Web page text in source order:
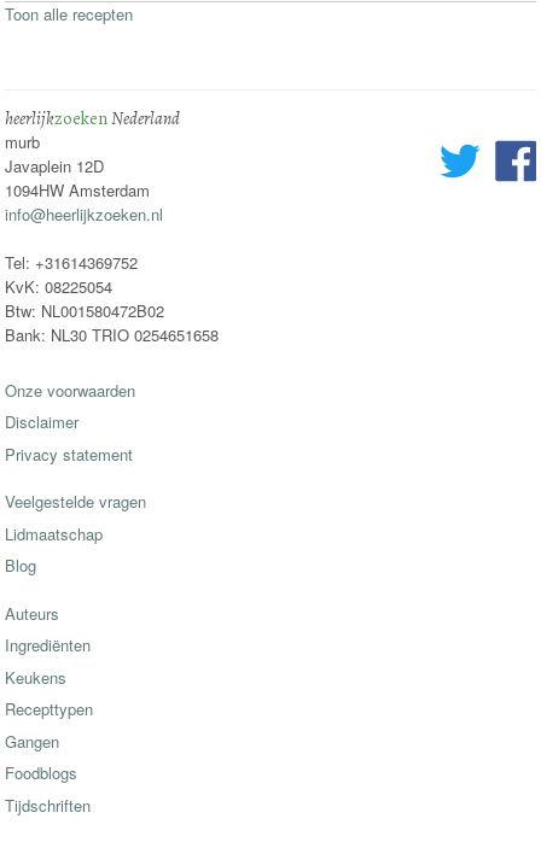
Toon alle recepten
heerlijkzoekenNederland
murb
Javaplein 12D
1094HW Amsterdam
info@heerlijkzoeken.nl
Tel: +31614369752
KvK: 08225054
Btw: NL001580472B02
Bank: NL30 TRIO 0254651658
Onze voorwaarden
Disclaimer
Privacy statement
Veelgestelde vragen
Lidmaatschap
Blog
Auteurs
Ingrediënten
Keukens
Recepttypen
Gangen
Foodblogs
Tijdschriften